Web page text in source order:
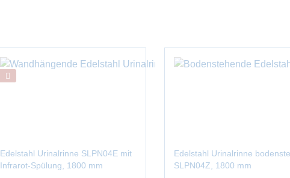
Edelstahl Urinalrinne SLPN04E mit
Infrarot-Spülung, 1800 mm
Edelstahl Urinalrinne
SLPN04Z, 1800 mm